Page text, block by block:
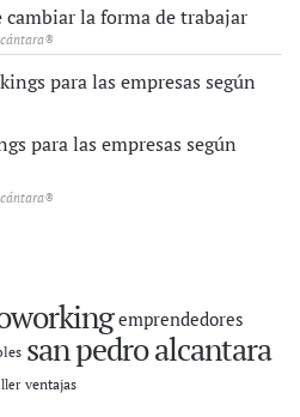
la forma de trabajar
para las empresas según
emprendedores
san pedro alcantara
ventajas